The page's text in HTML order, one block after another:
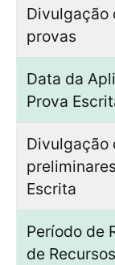
Divulgação
provas
Data da
Prova
Divulgação
Escrita
Período de
de Recursos